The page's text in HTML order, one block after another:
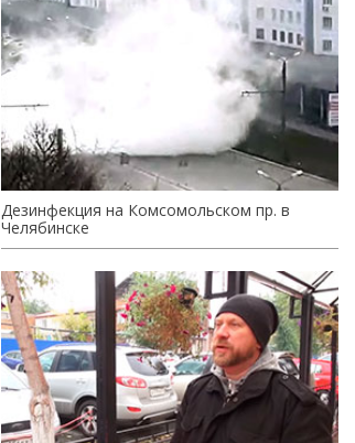
Дезинфекция на Комсомольском пр. в
Челябинске